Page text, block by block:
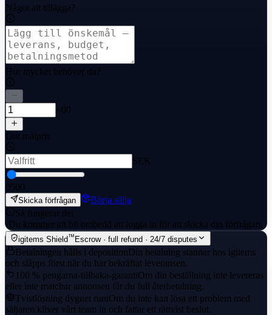
Något att tillägga?
Hur mycket behöver du?
×00
Ditt målpris
SEK
0500
Skicka förfrågan
Börja sälja
Så fungerar det
· Du kommer att bli ombedd att logga in för att skicka din förfrågan.
igitems Shield™ Escrow · full refund · 24/7 disputes
Betalningen hålls i depositionDin betalning stannar hos igitems
och släpps först när du har bekräftat leveransen.
100 % pengarna-tillbaka-garantiOm din beställning inte levereras
eller inte matchar annonsen får du full återbetalning.
Tvistlösning dygnet runtOm du inte kan lösa ett problem med
säljaren kliver vårt team in och fattar ett rättvist beslut.